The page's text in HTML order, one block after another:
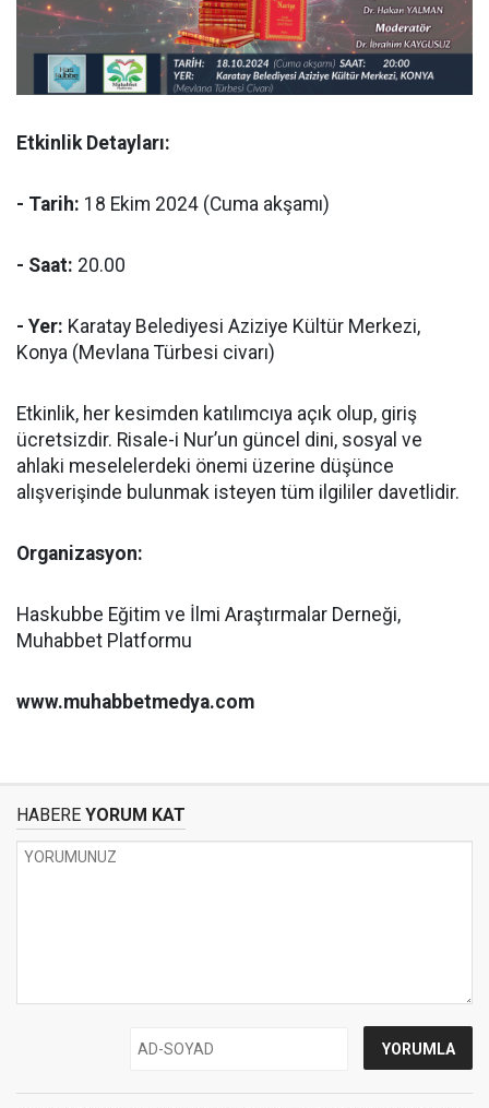
Etkinlik Detayları:
- Tarih: 18 Ekim 2024 (Cuma akşamı)
- Saat: 20.00
- Yer: Karatay Belediyesi Aziziye Kültür Merkezi,
Konya (Mevlana Türbesi civarı)
Etkinlik, her kesimden katılımcıya açık olup, giriş
ücretsizdir. Risale-i Nur’un güncel dini, sosyal ve
ahlaki meselelerdeki önemi üzerine düşünce
alışverişinde bulunmak isteyen tüm ilgililer davetlidir.
Organizasyon:
Haskubbe Eğitim ve İlmi Araştırmalar Derneği,
Muhabbet Platformu
www.muhabbetmedya.com
HABERE YORUM KAT